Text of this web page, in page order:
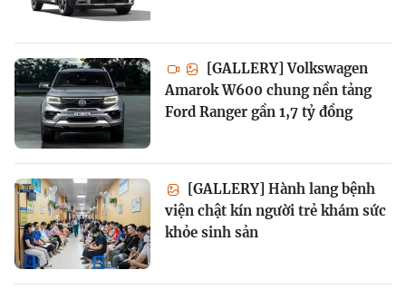
[GALLERY] Volkswagen
Amarok W600 chung nền tảng
Ford Ranger gần 1,7 tỷ đồng
[GALLERY] Hành lang bệnh
viện chật kín người trẻ khám sức
khỏe sinh sản